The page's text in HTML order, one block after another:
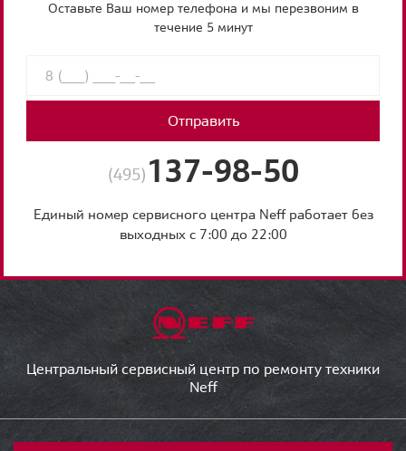
Оставьте Ваш номер телефона и мы перезвоним в
течение 5 минут
Отправить
(495) 137-98-50
Единый номер сервисного центра Neff работает без
выходных с 7:00 до 22:00
Центральный сервисный центр по ремонту техники
Neff